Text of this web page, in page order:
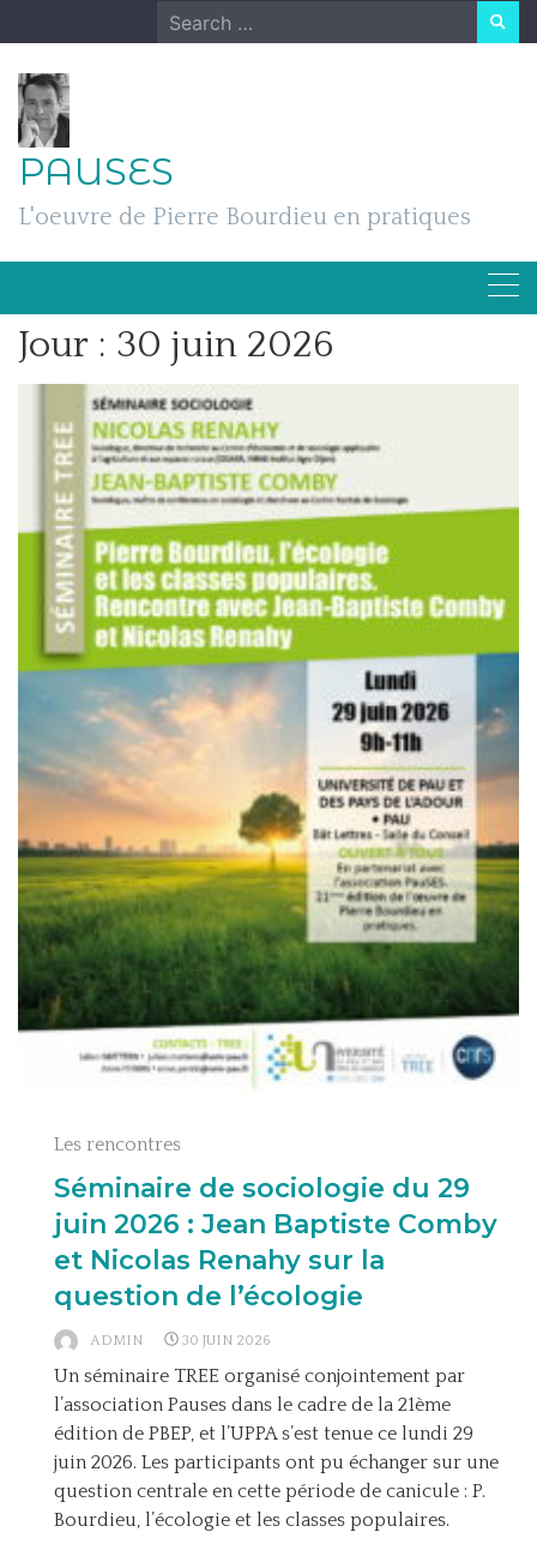
to
content
Search
for:
PAUSES
L'oeuvre de Pierre Bourdieu en pratiques
Jour : 30 juin 2026
Les rencontres
Séminaire de sociologie du 29
juin 2026 : Jean Baptiste Comby
et Nicolas Renahy sur la
question de l’écologie
ADMIN 30 JUIN 2026
Un séminaire TREE organisé conjointement par
l’association Pauses dans le cadre de la 21ème
édition de PBEP, et l’UPPA s’est tenue ce lundi 29
juin 2026. Les participants ont pu échanger sur une
question centrale en cette période de canicule : P.
Bourdieu, l’écologie et les classes populaires.